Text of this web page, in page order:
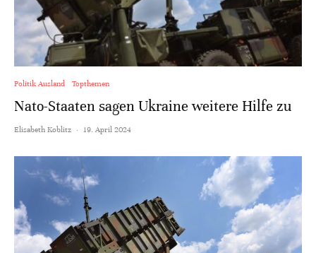
Politik Ausland Topthemen
Nato-Staaten sagen Ukraine weitere Hilfe zu
Elisabeth Koblitz · 19. April 2024